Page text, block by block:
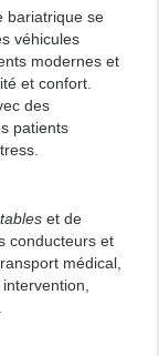
bariatrique se
véhicules
modernes et
et confort.
des
patients
et de
conducteurs et
médical,